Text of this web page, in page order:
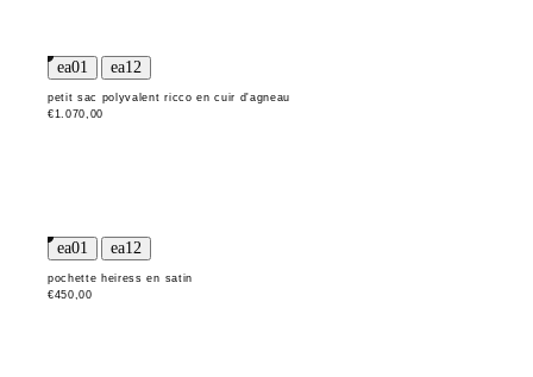
petit sac polyvalent ricco en cuir d'agneau
€1.070,00
pochette heiress en satin
€450,00